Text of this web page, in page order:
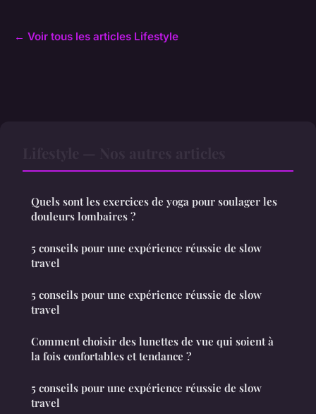
← Voir tous les articles Lifestyle
Quels sont les exercices de yoga pour soulager les
douleurs lombaires ?
5 conseils pour une expérience réussie de slow
travel
5 conseils pour une expérience réussie de slow
travel
Comment choisir des lunettes de vue qui soient à
la fois confortables et tendance ?
5 conseils pour une expérience réussie de slow
travel